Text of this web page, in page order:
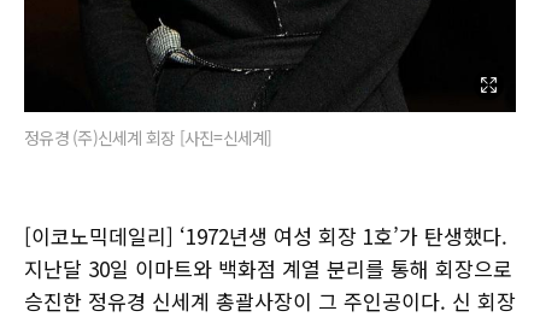
정유경 (주)신세계 회장 [사진=신세계]
[이코노믹데일리] ‘1972년생 여성 회장 1호’가 탄생했다.
지난달 30일 이마트와 백화점 계열 분리를 통해 회장으로
승진한 정유경 신세계 총괄사장이 그 주인공이다. 신 회장